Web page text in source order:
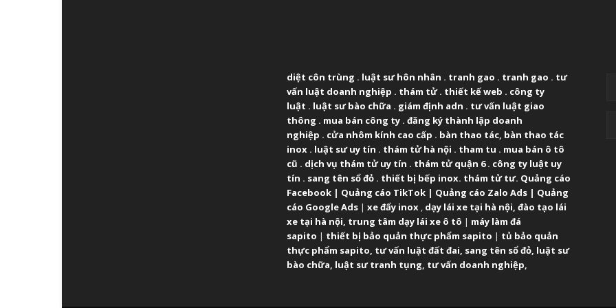
diệt côn trùng . luật sư hôn nhân . tranh gao . tranh gao . tư
vấn luật doanh nghiệp . thám tử. thiết kế web . công ty
luật . luật sư bào chữa . giám định adn . tư vấn luật giao
thông . mua bán công ty . đăng ký thành lập doanh
nghiệp . cửa nhôm kính cao cấp . bàn thao tác, bàn thao tác
inox . luật sư uy tín . thám tử hà nội . tham tu . mua bán ô tô
cũ . dịch vụ thám tử uy tín . thám tử quận 6. công ty luật uy
tín . sang tên sổ đỏ . thiết bị bếp inox. thám tử tư. Quảng cáo
Facebook | Quảng cáo TikTok | Quảng cáo Zalo Ads | Quảng
cáo Google Ads | xe đẩy inox , dạy lái xe tại hà nội, đào tạo lái
xe tại hà nội, trung tâm dạy lái xe ô tô | máy làm đá
sapito | thiết bị bảo quản thực phẩm sapito | tủ bảo quản
thực phẩm sapito, tư vấn luật đất đai, sang tên sổ đỏ, luật sư
bào chữa, luật sư tranh tụng, tư vấn doanh nghiệp,